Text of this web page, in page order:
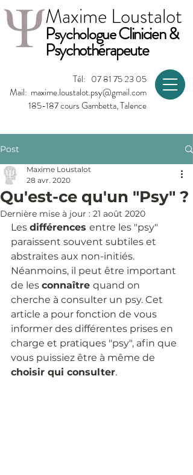
Tél: 07 81 75 23 05
Mail: maxime.loustalot.psy@gmail.com
185-187 cours Gambetta, Talence
Maxime Loustalot
PsychologueClinicien &
Psychothérapeute
Post
Qu'est-ce qu'un "Psy" ?
Maxime Loustalot
28 avr. 2020
Dernière mise à jour : 21 août 2020
Les différences entre les "psy"
paraissent souvent subtiles et
abstraites aux non-initiés.
Néanmoins, il peut être important
de les connaître quand on
cherche à consulter un psy. Cet
article a pour fonction de vous
informer des différentes prises en
charge et pratiques "psy", afin que
vous puissiez être à même de
choisir qui consulter.